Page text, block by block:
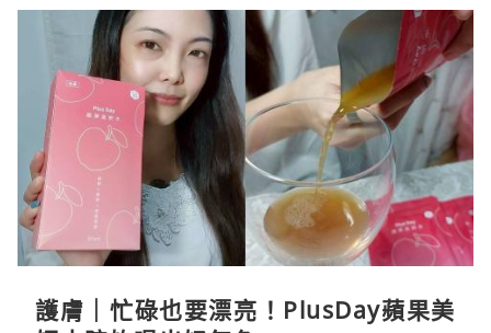
護膚｜忙碌也要漂亮！PlusDay蘋果美